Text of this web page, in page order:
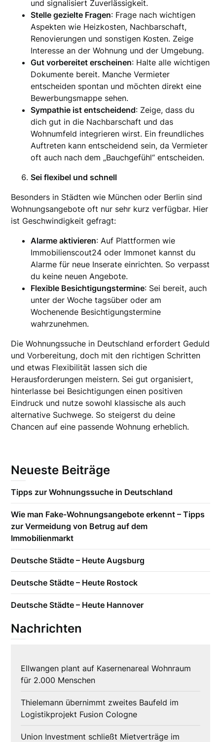
und signalisiert Zuverlässigkeit.
Stelle gezielte Fragen: Frage nach wichtigen
Aspekten wie Heizkosten, Nachbarschaft,
Renovierungen und sonstigen Kosten. Zeige
Interesse an der Wohnung und der Umgebung.
Gut vorbereitet erscheinen: Halte alle wichtigen
Dokumente bereit. Manche Vermieter
entscheiden spontan und möchten direkt eine
Bewerbungsmappe sehen.
Sympathie ist entscheidend: Zeige, dass du
dich gut in die Nachbarschaft und das
Wohnumfeld integrieren wirst. Ein freundliches
Auftreten kann entscheidend sein, da Vermieter
oft auch nach dem „Bauchgefühl“ entscheiden.
Sei flexibel und schnell
Besonders in Städten wie München oder Berlin sind
Wohnungsangebote oft nur sehr kurz verfügbar. Hier
ist Geschwindigkeit gefragt:
Alarme aktivieren: Auf Plattformen wie
Immobilienscout24 oder Immonet kannst du
Alarme für neue Inserate einrichten. So verpasst
du keine neuen Angebote.
Flexible Besichtigungstermine: Sei bereit, auch
unter der Woche tagsüber oder am
Wochenende Besichtigungstermine
wahrzunehmen.
Die Wohnungssuche in Deutschland erfordert Geduld
und Vorbereitung, doch mit den richtigen Schritten
und etwas Flexibilität lassen sich die
Herausforderungen meistern. Sei gut organisiert,
hinterlasse bei Besichtigungen einen positiven
Eindruck und nutze sowohl klassische als auch
alternative Suchwege. So steigerst du deine
Chancen auf eine passende Wohnung erheblich.
Neueste Beiträge
Tipps zur Wohnungssuche in Deutschland
Wie man Fake-Wohnungsangebote erkennt – Tipps
zur Vermeidung von Betrug auf dem
Immobilienmarkt
Deutsche Städte – Heute Augsburg
Deutsche Städte – Heute Rostock
Deutsche Städte – Heute Hannover
Nachrichten
Ellwangen plant auf Kasernenareal Wohnraum
für 2.000 Menschen
Thielemann übernimmt zweites Baufeld im
Logistikprojekt Fusion Cologne
Union Investment schließt Mietverträge im